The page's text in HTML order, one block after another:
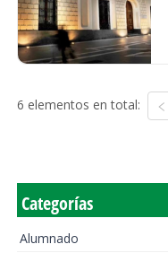
6 elementos en total:
Categorías
Alumnado